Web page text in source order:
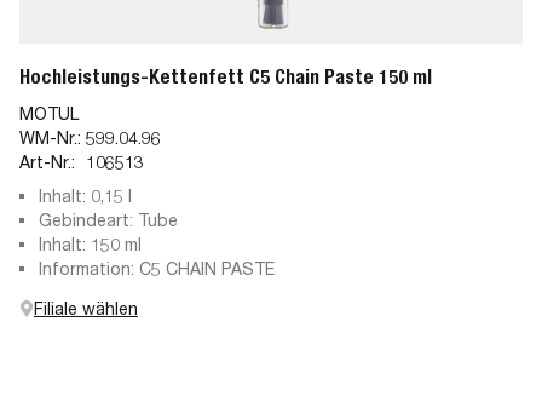
Hochleistungs-Kettenfett C5 Chain Paste 150 ml
MOTUL
WM-Nr.: 599.04.96
Art-Nr.:
106513
Inhalt: 0,15 l
Gebindeart: Tube
Inhalt: 150 ml
Information: C5 CHAIN PASTE
Filiale wählen